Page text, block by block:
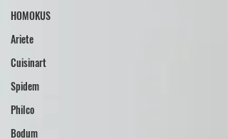
HOMOKUS
Ariete
Cuisinart
Spidem
Philco
Bodum